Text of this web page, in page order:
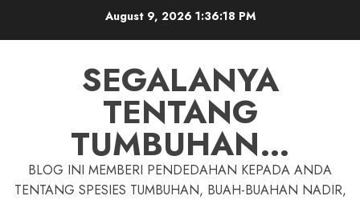
August 9, 2026 1:36:19 PM
SEGALANYA
TENTANG
TUMBUHAN…
BLOG INI MEMBERI PENDEDAHAN KEPADA ANDA
TENTANG SPESIES TUMBUHAN, BUAH-BUAHAN NADIR,